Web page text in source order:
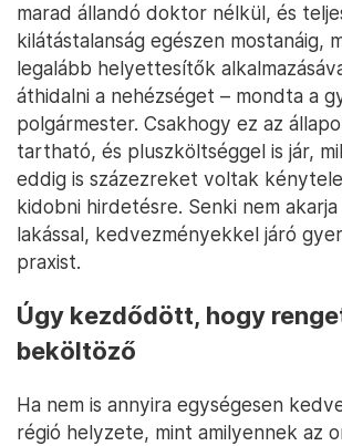
marad állandó doktor nélkül, és
kilátástalanság egészen mostanáig,
legalább helyettesítők
áthidalni a nehézséget – mondta a
polgármester. Csakhogy ez az
tartható, és pluszköltséggel is jár,
eddig is százezreket voltak
kidobni hirdetésre. Senki nem
lakással, kedvezményekkel járó
praxist.
Úgy kezdődött, hogy
beköltöző
Ha nem is annyira egységesen
régió helyzete, mint amilyennek az